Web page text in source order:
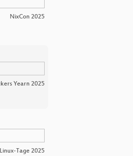
NixCon 2025
Yearn 2025
Tage 2025